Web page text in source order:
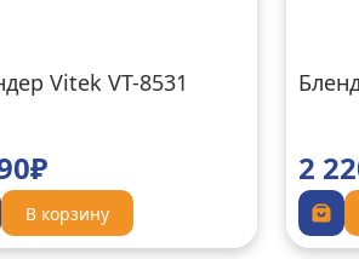
Vitek VT-8531
В корзину
2